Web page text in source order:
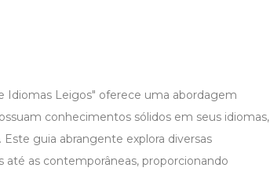
Idiomas Leigos" oferece uma abordagem
conhecimentos sólidos em seus idiomas,
guia abrangente explora diversas
até as contemporâneas, proporcionando